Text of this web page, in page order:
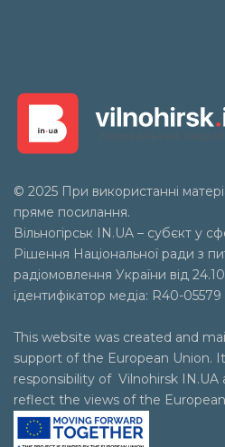
© 2025 При використанні
пряме посилання.
Вільногірськ
IN.UA – субєкт у
Рішення Національної ради з
радіомовлення України від
ідентифікатор медіа: R40-05579
This website was created and
support of the European Union.
responsibility of Vilnohirsk IN.UA
reflect the views of the